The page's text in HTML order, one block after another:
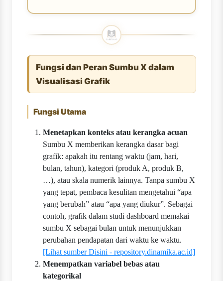
Fungsi dan Peran Sumbu X dalam
Visualisasi Grafik
Fungsi Utama
Menetapkan konteks atau kerangka acuan
Sumbu X memberikan kerangka dasar bagi
grafik: apakah itu rentang waktu (jam, hari,
bulan, tahun), kategori (produk A, produk B,
…), atau skala numerik lainnya. Tanpa sumbu X
yang tepat, pembaca kesulitan mengetahui “apa
yang berubah” atau “apa yang diukur”. Sebagai
contoh, grafik dalam studi dashboard memakai
sumbu X sebagai bulan untuk menunjukkan
perubahan pendapatan dari waktu ke waktu.
[Lihat sumber Disini - repository.dinamika.ac.id]
Menempatkan variabel bebas atau
kategorikal